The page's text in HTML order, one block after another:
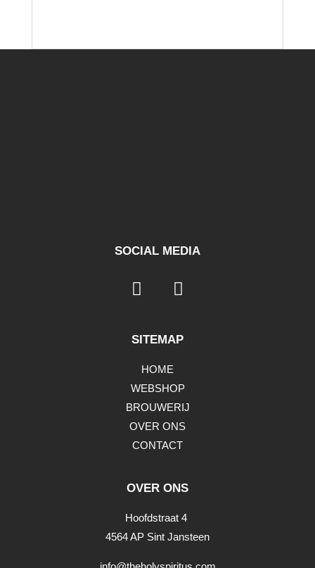
SOCIAL MEDIA
SITEMAP
HOME
WEBSHOP
BROUWERIJ
OVER ONS
CONTACT
OVER ONS
Hoofdstraat 4
4564 AP Sint Jansteen